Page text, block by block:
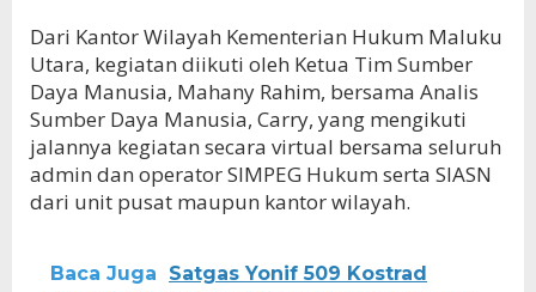
Dari Kantor Wilayah Kementerian Hukum Maluku
Utara, kegiatan diikuti oleh Ketua Tim Sumber
Daya Manusia, Mahany Rahim, bersama Analis
Sumber Daya Manusia, Carry, yang mengikuti
jalannya kegiatan secara virtual bersama seluruh
admin dan operator SIMPEG Hukum serta SIASN
dari unit pusat maupun kantor wilayah.
Baca Juga
Satgas Yonif 509 Kostrad